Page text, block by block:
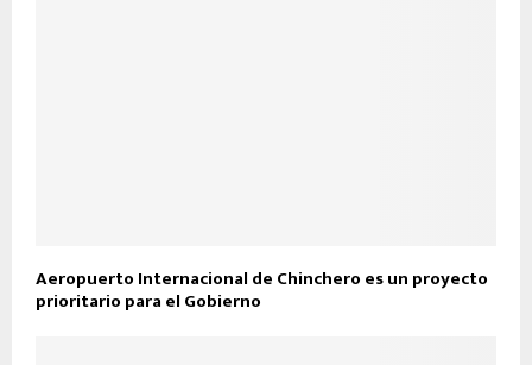
Aeropuerto Internacional de Chinchero es un proyecto
prioritario para el Gobierno